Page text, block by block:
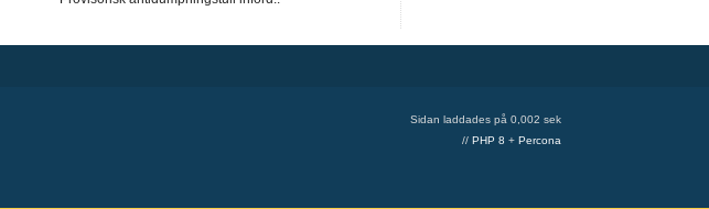
Sidan laddades på 0,002 sek
// PHP 8 + Percona